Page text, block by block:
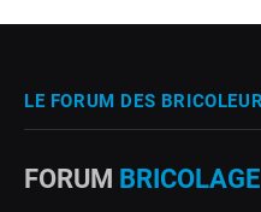
LE FORUM DES
FORUM BRICOLAGE